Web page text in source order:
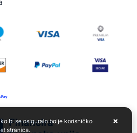
bi se osiguralo bolje korisničko
stranica.